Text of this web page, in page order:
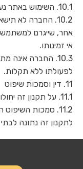
10.1. השימוש באתר נעשה על אחריות המשתמש בלבד.
10.2. החברה לא
אחר, שייגרם
אי זמינותו.
10.3. החברה אינה
לפעולתו ללא תקלות.
11. דין וסמכות שיפוט
11.1. על תקנון זה יחולו דיני מדינת ישראל בלבד.
11.2. סמכות
לתקנון זה נתונה